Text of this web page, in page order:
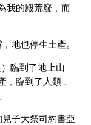
我的殿荒廢﹐而
地也停生土產。
臨到了地上山
臨到了人類﹑
子大祭司約書亞